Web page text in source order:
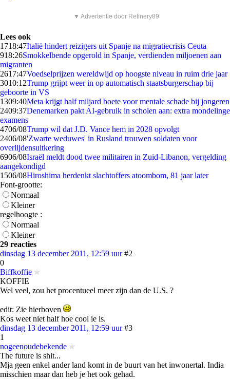
▼ Advertentie door Refinery89
Lees ook
1718:47Italië hindert reizigers uit Spanje na migratiecrisis Ceuta
918:26Smokkelbende opgerold in Spanje, verdienden miljoenen aan
migranten
2617:47Voedselprijzen wereldwijd op hoogste niveau in ruim drie jaar
3010:12Trump grijpt weer in op automatisch staatsburgerschap bij
geboorte in VS
1309:40Meta krijgt half miljard boete voor mentale schade bij jongeren
2409:37Denemarken pakt AI-gebruik in scholen aan: extra mondelinge
examens
4706/08Trump wil dat J.D. Vance hem in 2028 opvolgt
2406/08'Zwarte weduwes' in Rusland trouwen soldaten voor
overlijdensuitkering
6906/08Israël meldt dood twee militairen in Zuid-Libanon, vergelding
aangekondigd
1506/08Hiroshima herdenkt slachtoffers atoombom, 81 jaar later
Font-grootte:
Normaal
Kleiner
regelhoogte :
Normaal
Kleiner
29 reacties
dinsdag 13 december 2011, 12:59 uur #2
0
Biffkoffie
KOFFIE
Wel veel, zou het procentueel meer zijn dan de U.S. ?
edit: Zie hierboven
Kos weet niet half hoe cool ie is.
dinsdag 13 december 2011, 12:59 uur #3
1
nogeenoudebekende
The future is shit...
Mja geen enkel ander land komt in de buurt van het inwonertal. India
misschien maar dan heb je het ook gehad.